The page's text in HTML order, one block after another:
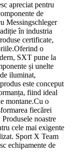
apreciat pentru
de
Messingschleger
în industria
certificate,
o
SXT pune la
și unelte
iluminat,
este conceput
fiind ideal
montane.Cu o
fiecărei
noastre
cele mai exigente
Sport X Team
echipamente de